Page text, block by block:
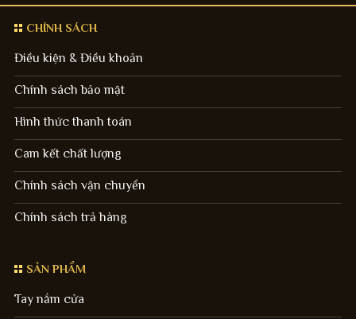
CHÍNH SÁCH
Điều kiện & Điều khoản
Chính sách bảo mật
Hình thức thanh toán
Cam kết chất lượng
Chính sách vận chuyển
Chính sách trả hàng
SẢN PHẨM
Tay nắm cửa